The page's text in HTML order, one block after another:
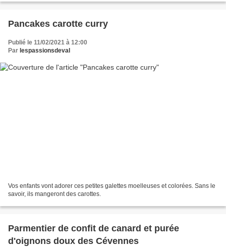
Pancakes carotte curry
Publié le 11/02/2021 à 12:00
Par lespassionsdeval
Vos enfants vont adorer ces petites galettes moelleuses et colorées. Sans le
savoir, ils mangeront des carottes.
Parmentier de confit de canard et purée
d'oignons doux des Cévennes